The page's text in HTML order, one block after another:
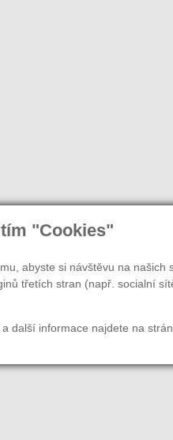
"Cookies"
abyste si návštěvu na
třetích stran (např. socialní
další informace najdete na